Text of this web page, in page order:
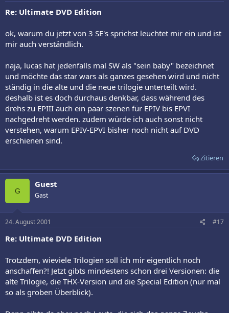
Re: Ultimate DVD Edition
ok, warum du jetzt von 3 SE's sprichst leuchtet mir ein und ist
mir auch verständlich.
naja, lucas hat jedenfalls mal SW als "sein baby" bezeichnet
und möchte das star wars als ganzes gesehen wird und nicht
ständig in die alte und die neue trilogie unterteilt wird.
deshalb ist es doch durchaus denkbar, dass während des
drehs zu EPIII auch ein paar szenen für EPIV bis EPVI
nachgedreht werden. zudem würde ich auch sonst nicht
verstehen, warum EPIV-EPVI bisher noch nicht auf DVD
erschienen sind.
Zitieren
G
Guest
Gast
24. August 2001 #17
Re: Ultimate DVD Edition
Trotzdem, wieviele Trilogien soll ich mir eigentlich noch
anschaffen?! Jetzt gibts mindestens schon drei Versionen: die
alte Trilogie, die THX-Version und die Special Edition (nur mal
so als groben Überblick).